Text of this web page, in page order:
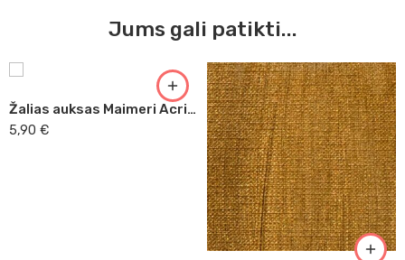
Jums gali patikti...
Žalias auksas Maimeri Acrilico, 200 ml (333)
5,90 €